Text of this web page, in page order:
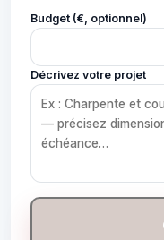
Budget (€, optionnel)
Décrivez votre projet